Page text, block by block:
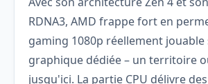
RDNA3, AMD frappe fort en
gaming 1080p réellement jouable
graphique dédiée – un territoire
jusqu'ici. La partie CPU délivre des